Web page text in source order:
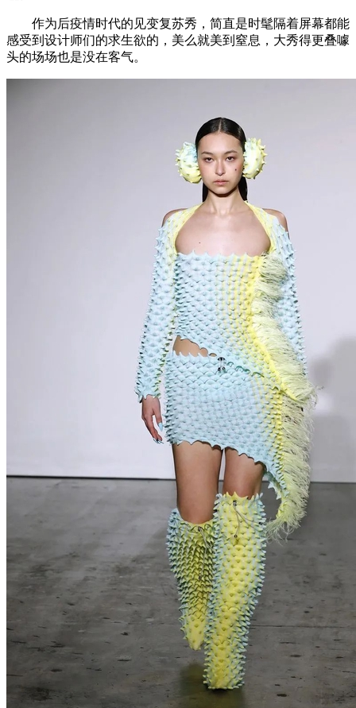
作为后疫情时代的见变复苏秀，简直是时髦隔着屏幕都能
感受到设计师们的求生欲的，美么就美到窒息，大秀得更叠噱
头的场场也是没在客气。